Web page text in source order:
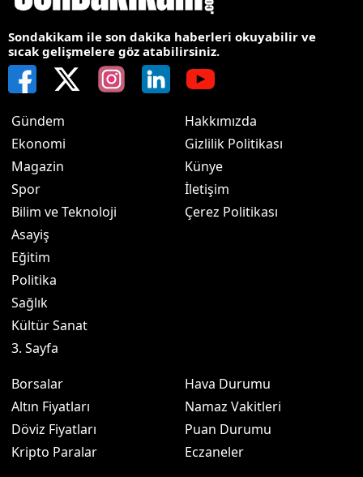
Sondakikam ile son dakika haberleri okuyabilir ve
sıcak gelişmelere göz atabilirsiniz.
Gündem
Ekonomi
Magazin
Spor
Bilim ve Teknoloji
Asayiş
Eğitim
Politika
Sağlık
Kültür Sanat
3. Sayfa
Hakkımızda
Gizlilik Politikası
Künye
İletişim
Çerez Politikası
Borsalar
Altın Fiyatları
Döviz Fiyatları
Kripto Paralar
Hava Durumu
Namaz Vakitleri
Puan Durumu
Eczaneler